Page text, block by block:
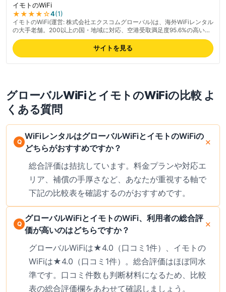
イモトのWiFi
★★★★☆4(1)
イモトのWiFi(運営: 株式会社エクスコムグローバル)は、海外WiFiレンタル
の大手老舗。200以上の国・地域に対応、空港受取満足度95.6%の高い実
績を評価する声が多い。通信の安定性・受取のしやすさ・サポートの3点
で高評価、複数人シェアできる機種ラインナップも好評。損害補償も用
意、初心者でも安心の手厚いサポート体制、海外渡航時の安心感でリピー
ターも多い。対応空港が6拠点に限定、田舎で繋がらないケース等のデメ
サイトを見る
グローバルWiFiとイモトのWiFiの比較 よ
くある質問
WiFiレンタルはグローバルWiFiとイモトのWiFiの
どちらがおすすめですか？
総合評価は拮抗しています。料金プランや対応エ
リア、補償の手厚さなど、あなたが重視する軸で
下記の比較表を確認するのがおすすめです。
グローバルWiFiとイモトのWiFi、利用者の総合評
価が高いのはどちらですか？
グローバルWiFiは★4.0（口コミ1件）、イモトの
WiFiは★4.0（口コミ1件）。総合評価はほぼ同水
準です。口コミ件数も判断材料になるため、比較
表の総合評価欄をあわせて確認しましょう。